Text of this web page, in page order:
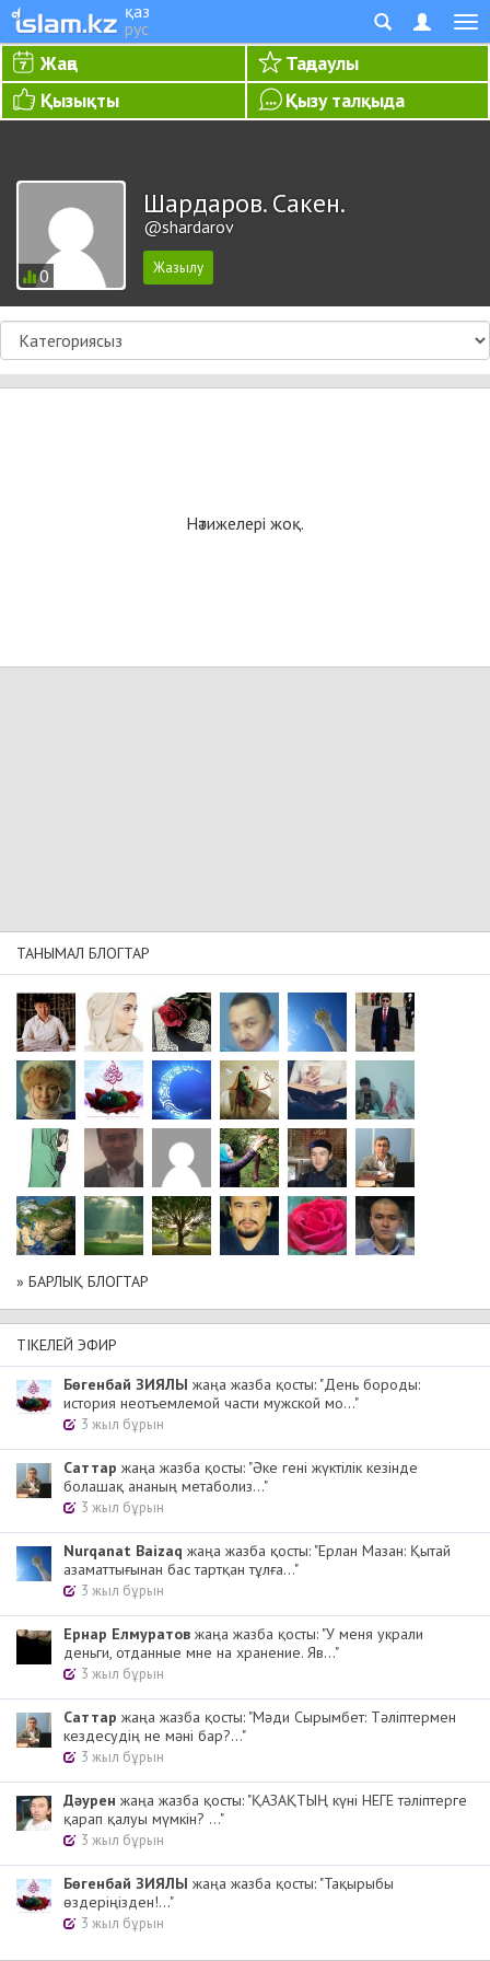
қаз
рус
Жаңа
Таңдаулы
Қызықты
Қызу талқыда
0
Шардаров. Сакен.
@shardarov
Нәтижелері жоқ.
ТАНЫМАЛ БЛОГТАР
» БАРЛЫҚ БЛОГТАР
ТІКЕЛЕЙ ЭФИР
Бөгенбай ЗИЯЛЫ жаңа жазба қосты: "День бороды:
история неотъемлемой части мужской мо..."
3 жыл бұрын
Cаттар жаңа жазба қосты: "Әке гені жүктілік кезінде
болашақ ананың метаболиз..."
3 жыл бұрын
Nurqanat Baizaq жаңа жазба қосты: "Ерлан Мазан: Қытай
азаматтығынан бас тартқан тұлға..."
3 жыл бұрын
Ернар Елмуратов жаңа жазба қосты: "У меня украли
деньги, отданные мне на хранение. Яв..."
3 жыл бұрын
Cаттар жаңа жазба қосты: "Мәди Сырымбет: Тәліптермен
кездесудің не мәні бар?..."
3 жыл бұрын
Дәурен жаңа жазба қосты: "ҚАЗАҚТЫҢ күні НЕГЕ тәліптерге
қарап қалуы мүмкін? ..."
3 жыл бұрын
Бөгенбай ЗИЯЛЫ жаңа жазба қосты: "Тақырыбы
өздеріңізден!..."
3 жыл бұрын